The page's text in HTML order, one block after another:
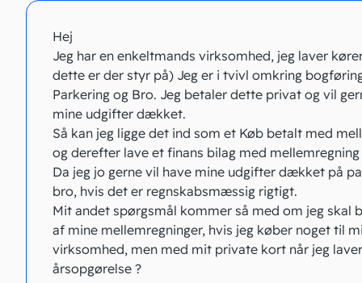
Hej
Jeg har en enkeltmands virksomhed, jeg laver
dette er der styr på) Jeg er i tvivl omkring
Parkering og Bro. Jeg betaler dette privat og vil
mine udgifter dækket.
Så kan jeg ligge det ind som et Køb betalt med
og derefter lave et finans bilag med mellemregning
Da jeg jo gerne vil have mine udgifter dækket på
bro, hvis det er regnskabsmæssig rigtigt.
Mit andet spørgsmål kommer så med om jeg skal
af mine mellemregninger, hvis jeg køber noget til
virksomhed, men med mit private kort når jeg
årsopgørelse ?